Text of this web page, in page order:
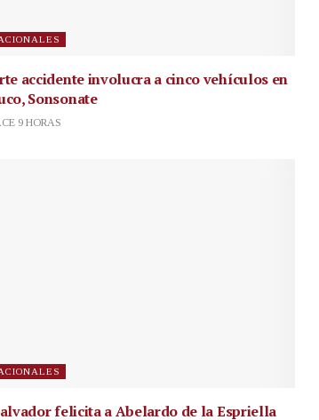
accidente involucra a cinco vehículos en
Sonsonate
9 HORAS
felicita a Abelardo de la Espriella